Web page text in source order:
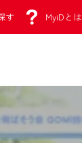
す MyiDとは